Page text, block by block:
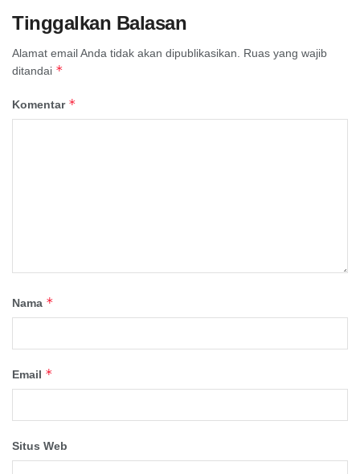
Tinggalkan Balasan
Alamat email Anda tidak akan dipublikasikan. Ruas yang wajib
ditandai *
Komentar *
Nama *
Email *
Situs Web